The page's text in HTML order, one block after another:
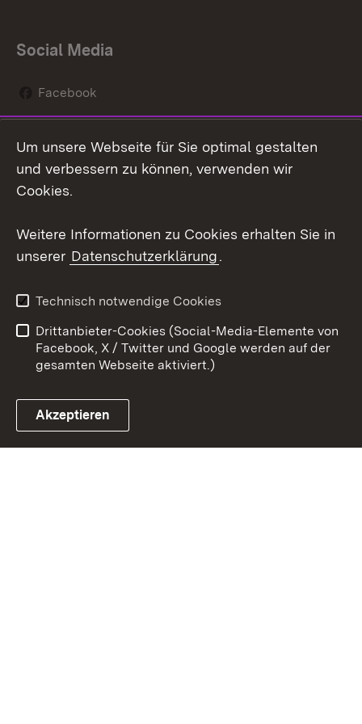
Social Media
Facebook
Social Wall
Youtube
Link zum Landesportal
Kontakt
Datenschutz
Barrierefreiheit
Impressum Cookies
Um unsere Webseite für Sie optimal gestalten
und verbessern zu können, verwenden wir
Cookies.
Weitere Informationen zu Cookies erhalten Sie in
unserer Datenschutzerklärung.
Technisch notwendige Cookies
Drittanbieter-Cookies (Social-Media-Elemente von
Facebook, X / Twitter und Google werden auf der
gesamten Webseite aktiviert.)
Akzeptieren